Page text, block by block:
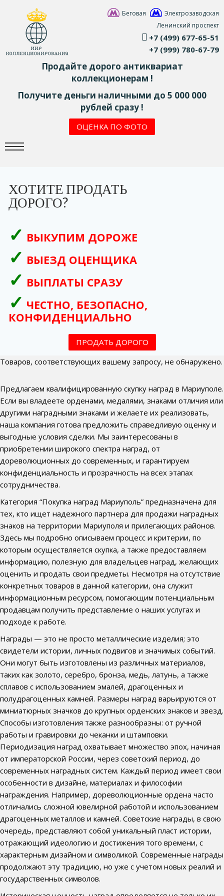
Беговая
Электрозаводская
Ленинский проспект
+7 (499) 677-65-51
+7 (999) 780-67-79
Продайте дорого антиквариат
коллекционерам !
Получите деньги наличными до 5 000 000
рублей сразу !
ОЦЕНКА ПО ФОТО
ХОТИТЕ ПРОДАТЬ
ДОРОГО?
ВЫКУПИМ ДОРОЖЕ
ВЫЕЗД ОЦЕНЩИКА
ВЫПЛАТЫ СРАЗУ
ЧЕСТНО, БЕЗОПАСНО,
КОНФИДЕНЦИАЛЬНО
ПРОДАТЬ ДОРОГО
Товаров, соответствующих вашему запросу, не обнаружено.
Предлагаем квалифицированную скупку наград в Мариуполе.
Если вы владеете орденами, медалями, знаками отличия или
другими наградными знаками и желаете их реализовать,
наша компания готова предложить справедливую оценку и
выгодные условия сделки. Мы заинтересованы в
приобретении широкого спектра наград, от
дореволюционных до современных, и гарантируем
конфиденциальность и прозрачность на всех этапах
сотрудничества.
Категория “Покупка наград Мариуполь” предназначена для
тех, кто ищет надежного партнера для продажи наградных
знаков на территории Мариуполя и прилегающих районов.
Здесь мы подробно описываем процесс и критерии, по
которым осуществляется скупка, а также предоставляем
информацию, полезную для владельцев наград, желающих
оценить и продать свои предметы. Несмотря на отсутствие
конкретных товаров в данной категории, она служит
информационным ресурсом, помогающим потенциальным
продавцам получить представление о наших услугах и
подходе к работе.
Награды — это не просто металлические изделия; это
свидетели истории, личных подвигов и значимых событий.
Они могут быть изготовлены из различных материалов,
таких как золото, серебро, бронза, медь, латунь, а также
сплавов с использованием эмалей, драгоценных и
полудрагоценных камней. Размеры наград варьируются от
миниатюрных значков до крупных орденских знаков и звезд.
Способы изготовления также разнообразны: от ручной
работы и гравировки до чеканки и штамповки.
Периодизация наград охватывает множество эпох, начиная
от императорской России, через советский период, до
современных наградных систем. Каждый период имеет свои
особенности в дизайне, материалах и философии
награждения. Например, дореволюционные ордена часто
отличались сложной ювелирной работой и использованием
драгоценных металлов и камней. Советские награды, в свою
очередь, представляют собой уникальный пласт истории,
отражающий идеологию и достижения того времени, с
характерным дизайном и символикой. Современные награды
продолжают эту традицию, но уже с учетом новых реалий и
государственных символов.